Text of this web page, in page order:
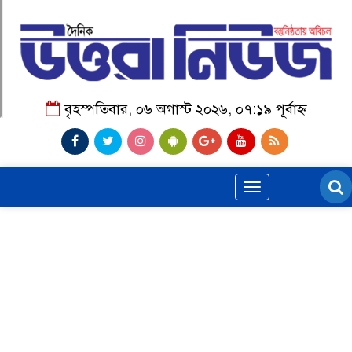
বৃহস্পতিবার, ০৬ অগাস্ট ২০২৬, ০৭:১৯ পূর্বাহ্ন
Toggle
navigation